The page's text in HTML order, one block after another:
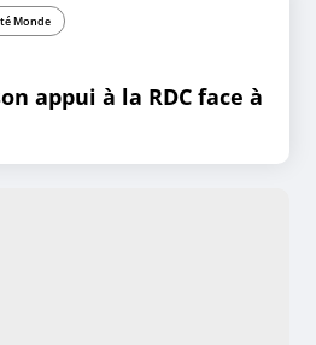
Monde
appui à la RDC face à